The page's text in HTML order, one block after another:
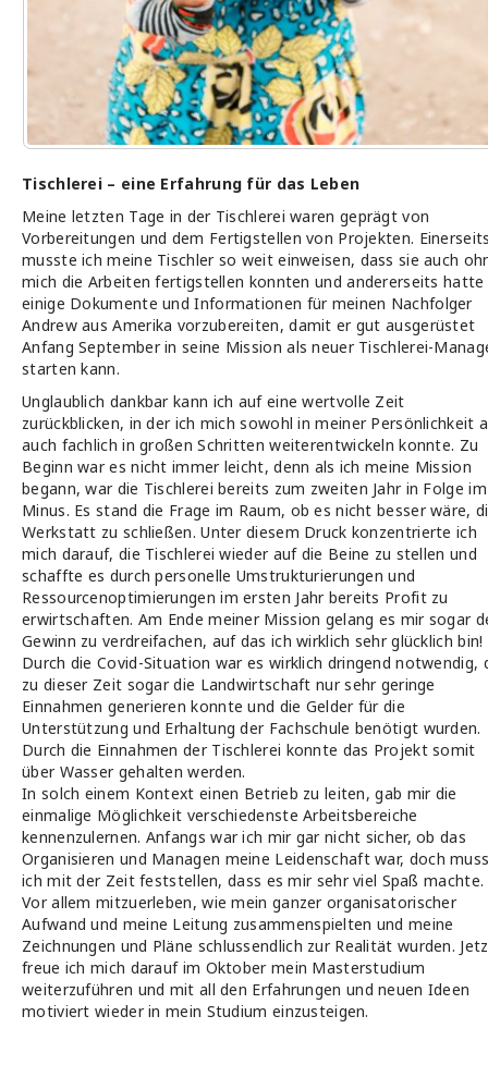
Tischlerei – eine Erfahrung für das Leben
Meine letzten Tage in der Tischlerei waren geprägt von
Vorbereitungen und dem Fertigstellen von Projekten.
musste ich meine Tischler so weit einweisen, dass sie auch
mich die Arbeiten fertigstellen konnten und andererseits hatte
einige Dokumente und Informationen für meinen Nachfolger
Andrew aus Amerika vorzubereiten, damit er gut ausgerüstet
Anfang September in seine Mission als neuer Tischlerei-
starten kann.
Unglaublich dankbar kann ich auf eine wertvolle Zeit
zurückblicken, in der ich mich sowohl in meiner Persönlichkeit
auch fachlich in großen Schritten weiterentwickeln konnte. Zu
Beginn war es nicht immer leicht, denn als ich meine Mission
begann, war die Tischlerei bereits zum zweiten Jahr in Folge im
Minus. Es stand die Frage im Raum, ob es nicht besser wäre,
Werkstatt zu schließen. Unter diesem Druck konzentrierte ich
mich darauf, die Tischlerei wieder auf die Beine zu stellen und
schaffte es durch personelle Umstrukturierungen und
Ressourcenoptimierungen im ersten Jahr bereits Profit zu
erwirtschaften. Am Ende meiner Mission gelang es mir sogar
Gewinn zu verdreifachen, auf das ich wirklich sehr glücklich bin!
Durch die Covid-Situation war es wirklich dringend notwendig,
zu dieser Zeit sogar die Landwirtschaft nur sehr geringe
Einnahmen generieren konnte und die Gelder für die
Unterstützung und Erhaltung der Fachschule benötigt wurden.
Durch die Einnahmen der Tischlerei konnte das Projekt somit
über Wasser gehalten werden.
In solch einem Kontext einen Betrieb zu leiten, gab mir die
einmalige Möglichkeit verschiedenste Arbeitsbereiche
kennenzulernen. Anfangs war ich mir gar nicht sicher, ob das
Organisieren und Managen meine Leidenschaft war, doch
ich mit der Zeit feststellen, dass es mir sehr viel Spaß machte.
Vor allem mitzuerleben, wie mein ganzer organisatorischer
Aufwand und meine Leitung zusammenspielten und meine
Zeichnungen und Pläne schlussendlich zur Realität wurden.
freue ich mich darauf im Oktober mein Masterstudium
weiterzuführen und mit all den Erfahrungen und neuen Ideen
motiviert wieder in mein Studium einzusteigen.